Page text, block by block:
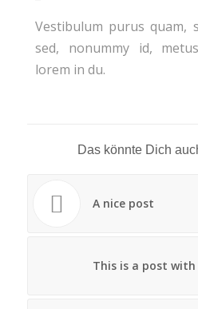
Vestibulum purus quam,
sed, nonummy id,
lorem in du.
Das könnte Dich
A nice post
This is a post with